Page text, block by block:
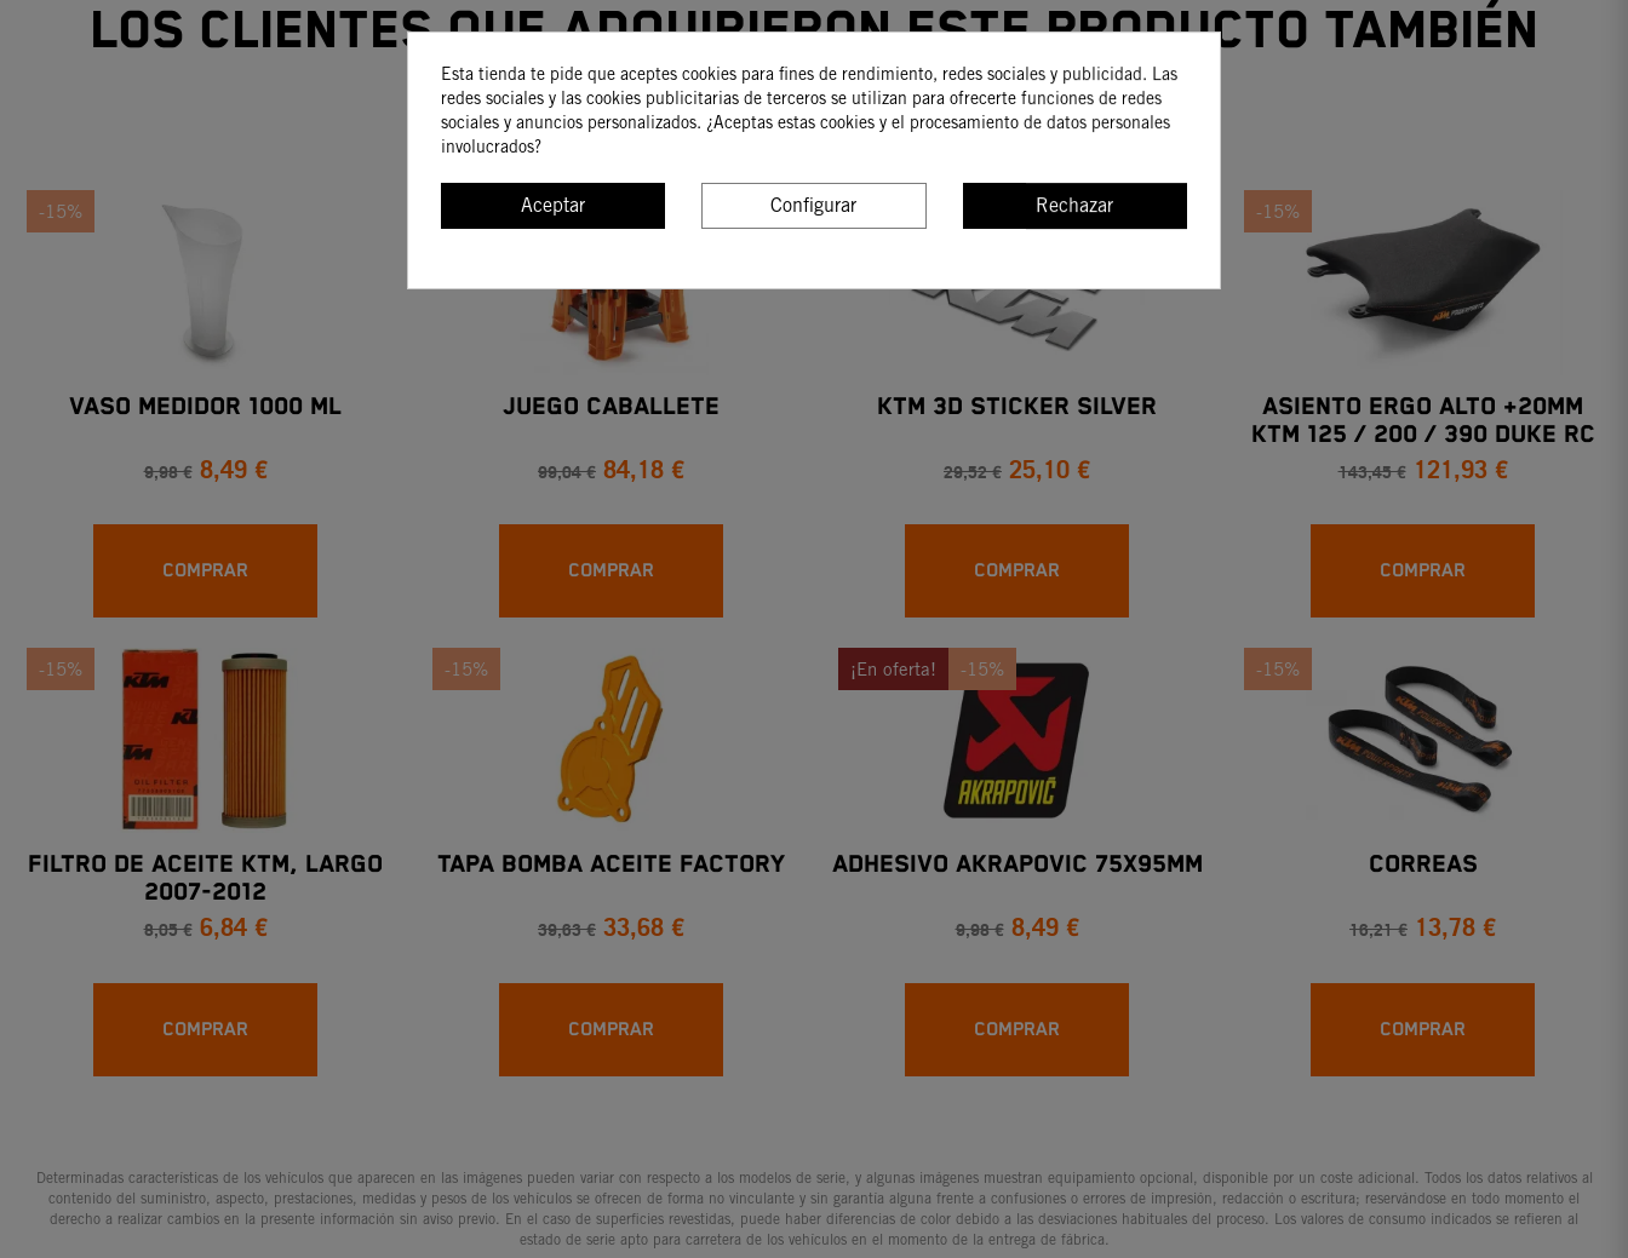
Los clientes que adquirieron este producto también
compraron:
-15%
VASO MEDIDOR 1000 ML
9,98 € 8,49 €
COMPRAR
JUEGO CABALLETE
99,04 € 84,18 €
COMPRAR
-15%
KTM 3D STICKER SILVER
29,52 € 25,10 €
COMPRAR
-15%
ASIENTO ERGO ALTO +20mm
KTM 125 / 200 / 390 DUKE RC
143,45 € 121,93 €
COMPRAR
-15%
FILTRO DE ACEITE KTM, LARGO
2007-2012
8,05 € 6,84 €
COMPRAR
-15%
TAPA BOMBA ACEITE FACTORY
39,63 € 33,68 €
COMPRAR
¡En oferta! -15%
ADHESIVO AKRAPOVIC 75x95mm
9,98 € 8,49 €
COMPRAR
-15%
CORREAS
16,21 € 13,78 €
COMPRAR
Determinadas características de los vehículos que aparecen en las imágenes pueden variar con respecto a los modelos de serie, y algunas imágenes muestran equipamiento opcional, disponible por un coste adicional. Todos los datos relativos al
contenido del suministro, aspecto, prestaciones, medidas y pesos de los vehículos se ofrecen de forma no vinculante y sin garantía alguna frente a confusiones o errores de impresión, redacción o escritura; reservándose en todo momento el
derecho a realizar cambios en la presente información sin aviso previo. En el caso de superficies revestidas, puede haber diferencias de color debido a las desviaciones habituales del proceso. Los valores de consumo indicados se refieren al
estado de serie apto para carretera de los vehículos en el momento de la entrega de fábrica.
Esta tienda te pide que aceptes cookies para fines de rendimiento, redes sociales y publicidad. Las
redes sociales y las cookies publicitarias de terceros se utilizan para ofrecerte funciones de redes
sociales y anuncios personalizados. ¿Aceptas estas cookies y el procesamiento de datos personales
involucrados?
Aceptar Configurar Rechazar